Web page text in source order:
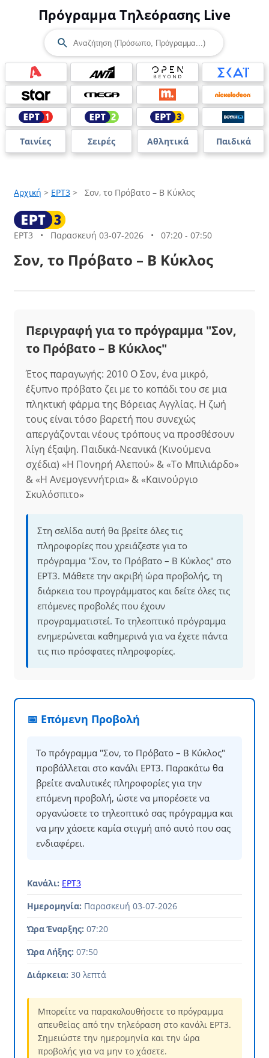
Πρόγραμμα Τηλεόρασης Live
Ταινίες Σειρές Αθλητικά Παιδικά
Αρχική > ΕΡΤ3 > Σον, το Πρόβατο – B Κύκλος
ΕΡΤ3 • Παρασκευή 03-07-2026 • 07:20 - 07:50
Σον, το Πρόβατο – B Κύκλος
Περιγραφή για το πρόγραμμα "Σον,
το Πρόβατο – B Κύκλος"
Έτος παραγωγής: 2010 Ο Σον, ένα μικρό,
έξυπνο πρόβατο ζει με το κοπάδι του σε μια
πληκτική φάρμα της Βόρειας Αγγλίας. Η ζωή
τους είναι τόσο βαρετή που συνεχώς
απεργάζονται νέους τρόπους να προσθέσουν
λίγη έξαψη. Παιδικά-Νεανικά (Κινούμενα
σχέδια) «Η Πονηρή Αλεπού» & «Το Μπιλιάρδο»
& «Η Ανεμογεννήτρια» & «Καινούργιο
Σκυλόσπιτο»
Στη σελίδα αυτή θα βρείτε όλες τις
πληροφορίες που χρειάζεστε για το
πρόγραμμα "Σον, το Πρόβατο – B Κύκλος" στο
ΕΡΤ3. Μάθετε την ακριβή ώρα προβολής, τη
διάρκεια του προγράμματος και δείτε όλες τις
επόμενες προβολές που έχουν
προγραμματιστεί. Το τηλεοπτικό πρόγραμμα
ενημερώνεται καθημερινά για να έχετε πάντα
τις πιο πρόσφατες πληροφορίες.
📅 Επόμενη Προβολή
Το πρόγραμμα "Σον, το Πρόβατο – B Κύκλος"
προβάλλεται στο κανάλι ΕΡΤ3. Παρακάτω θα
βρείτε αναλυτικές πληροφορίες για την
επόμενη προβολή, ώστε να μπορέσετε να
οργανώσετε το τηλεοπτικό σας πρόγραμμα και
να μην χάσετε καμία στιγμή από αυτό που σας
ενδιαφέρει.
Κανάλι: ΕΡΤ3
Ημερομηνία: Παρασκευή 03-07-2026
Ώρα Έναρξης: 07:20
Ώρα Λήξης: 07:50
Διάρκεια: 30 λεπτά
Μπορείτε να παρακολουθήσετε το πρόγραμμα
απευθείας από την τηλεόραση στο κανάλι ΕΡΤ3.
Σημειώστε την ημερομηνία και την ώρα
προβολής για να μην το χάσετε.